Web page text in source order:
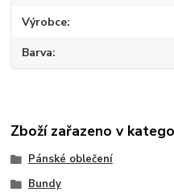
Výrobce
Barva
Zboží zařazeno v
Pánské oblečení
Bundy